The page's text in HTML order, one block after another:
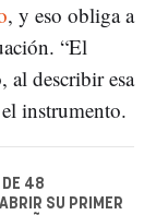
, y eso obliga a
“El
al describir esa
instrumento.
DE 48
SU PRIMER